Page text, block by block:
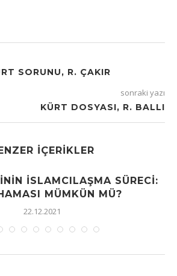
SORUNU, R. ÇAKIR
sonraki yazı
KÜRT DOSYASI, R. BALLI
İÇERIKLER
İSLAMCILAŞMA SÜRECI:
MÜMKÜN MÜ?
22.12.2021